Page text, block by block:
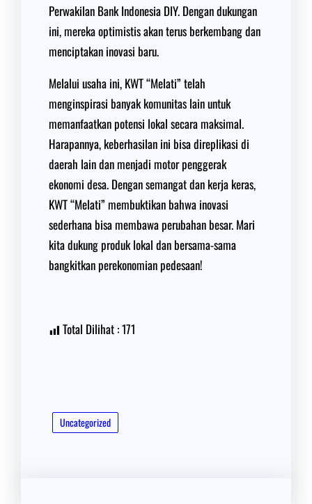
Perwakilan Bank Indonesia DIY. Dengan dukungan
ini, mereka optimistis akan terus berkembang dan
menciptakan inovasi baru.
Melalui usaha ini, KWT “Melati” telah
menginspirasi banyak komunitas lain untuk
memanfaatkan potensi lokal secara maksimal.
Harapannya, keberhasilan ini bisa direplikasi di
daerah lain dan menjadi motor penggerak
ekonomi desa. Dengan semangat dan kerja keras,
KWT “Melati” membuktikan bahwa inovasi
sederhana bisa membawa perubahan besar. Mari
kita dukung produk lokal dan bersama-sama
bangkitkan perekonomian pedesaan!
Total Dilihat :171
Uncategorized